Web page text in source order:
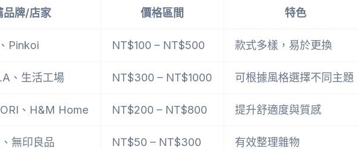
品牌/店家 價格區間 特色
Pinkoi NT$100 – NT$500 款式多樣，易於更換
、生活工場 NT$300 – NT$1000 可根據風格選擇不同主題
、H&M Home NT$200 – NT$800 提升舒適度與質感
無印良品 NT$50 – NT$300 有效整理雜物